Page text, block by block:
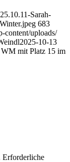
Sarah-
683
content/uploads/
2025-10-13
WM mit Platz 15 im
Erforderliche